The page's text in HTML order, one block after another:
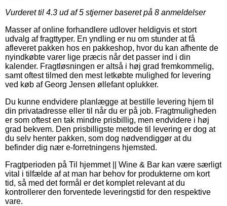
Vurderet til 4.3 ud af 5 stjerner baseret på 8 anmeldelser
Masser af online forhandlere udlover heldigvis et stort
udvalg af fragttyper. En yndling er nu om stunder at få
afleveret pakken hos en pakkeshop, hvor du kan afhente de
nyindkøbte varer lige præcis når det passer ind i din
kalender. Fragtløsningen er altså i høj grad fremkommelig,
samt oftest tilmed den mest letkøbte mulighed for levering
ved køb af Georg Jensen øllefant oplukker.
Du kunne endvidere planlægge at bestille levering hjem til
din privatadresse eller til når du er på job. Fragtmuligheden
er som oftest en tak mindre prisbillig, men endvidere i høj
grad bekvem. Den prisbilligste metode til levering er dog at
du selv henter pakken, som dog nødvendiggør at du
befinder dig nær e-forretningens hjemsted.
Fragtperioden på Til hjemmet || Wine & Bar kan være særligt
vital i tilfælde af at man har behov for produkterne om kort
tid, så med det formål er det komplet relevant at du
kontrollerer den forventede leveringstid for den respektive
vare.